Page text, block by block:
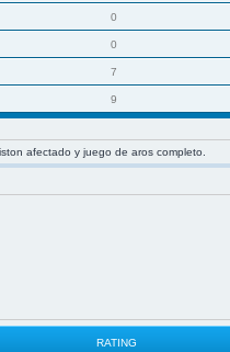
0
0
7
9
afectado y juego de aros completo.
RATING